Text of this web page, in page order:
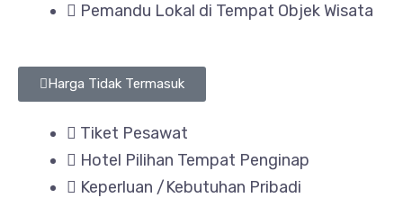
Pemandu Lokal di Tempat Objek Wisata
Harga Tidak Termasuk
Tiket Pesawat
Hotel Pilihan Tempat Penginap
Keperluan /Kebutuhan Pribadi